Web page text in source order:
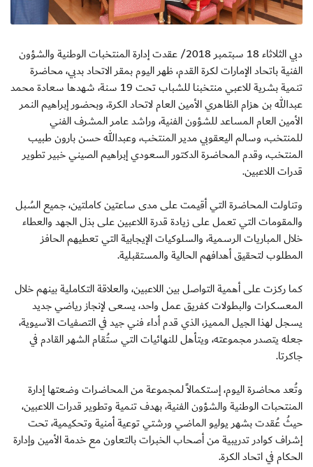
دبي الثلاثاء 18 سبتمبر 2018/ عقدت إدارة المنتخبات الوطنية والشؤون
الفنية باتحاد الإمارات لكرة القدم، ظهر اليوم بمقر الاتحاد بدبي، محاضرة
تنمية بشرية للاعبي منتخبنا للشباب تحت 19 سنة، شهدها سعادة محمد
عبدالله بن هزام الظاهري الأمين العام لاتحاد الكرة، وبحضور إبراهيم النمر
الأمين العام المساعد للشؤون الفنية، وراشد عامر المشرف الفني
للمنتخب، وسالم اليعقوبي مدير المنتخب، وعبدالله حسن بارون طبيب
المنتخب، وقدم المحاضرة الدكتور السعودي إبراهيم الصيني خبير تطوير
قدرات اللاعبين.
وتناولت المحاضرة التي أقيمت على مدى ساعتين كاملتين، جميع السُبل
والمقومات التي تعمل على زيادة قدرة اللاعبين على بذل الجهد والعطاء
خلال المباريات الرسمية، والسلوكيات الإيجابية التي تعطيهم الحافز
المطلوب لتحقيق أهدافهم الحالية والمستقبلية.
كما ركزت على أهمية التواصل بين اللاعبين، والعلاقة التكاملية بينهم خلال
المعسكرات والبطولات كفريق عمل واحد، يسعى لإنجاز رياضي جديد
يسجل لهذا الجيل المميز، الذي قدم أداء فني جيد في التصفيات الآسيوية،
جعله يتصدر مجموعته، ويتأهل للنهائيات التي ستُقام الشهر القادم في
جاكرتا.
وتُعد محاضرة اليوم، إستكمالاً لمجموعة من المحاضرات وضعتها إدارة
المنتحبات الوطنية والشؤون الفنية، بهدف تنمية وتطوير قدرات اللاعبين،
حيثُ عُقدت بشهر يوليو الماضي ورشتي توعية أمنية وتحكيمية، تحت
إشراف كوادر تدريبية من أصحاب الخبرات بالتعاون مع خدمة الأمين وإدارة
الحكام في اتحاد الكرة.